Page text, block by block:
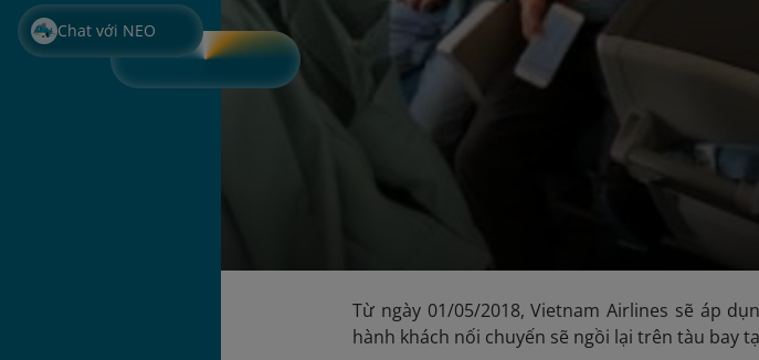
Chat với NEO
Từ ngày 01/05/2018, Vietnam Airlines sẽ áp
hành khách nối chuyến sẽ ngồi lại trên tàu bay